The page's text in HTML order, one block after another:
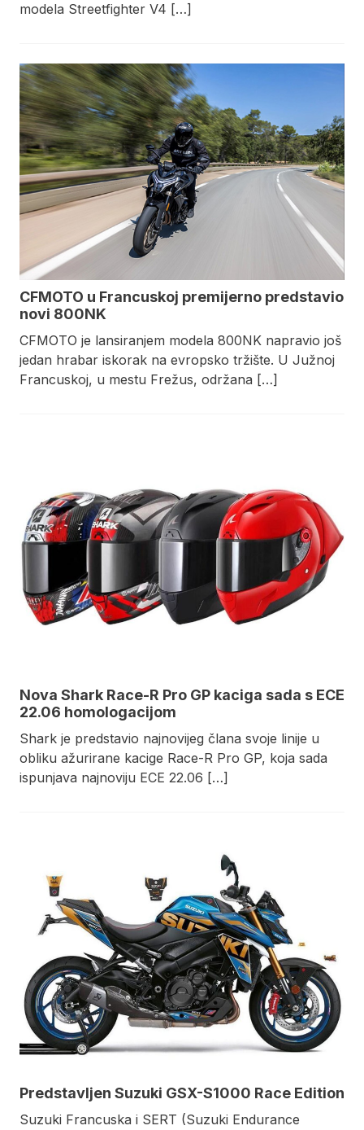
modela Streetfighter V4 […]
CFMOTO u Francuskoj premijerno predstavio
novi 800NK
CFMOTO je lansiranjem modela 800NK napravio još
jedan hrabar iskorak na evropsko tržište. U Južnoj
Francuskoj, u mestu Frežus, održana […]
Nova Shark Race-R Pro GP kaciga sada s ECE
22.06 homologacijom
Shark je predstavio najnovijeg člana svoje linije u
obliku ažurirane kacige Race-R Pro GP, koja sada
ispunjava najnoviju ECE 22.06 […]
Predstavljen Suzuki GSX-S1000 Race Edition
Suzuki Francuska i SERT (Suzuki Endurance